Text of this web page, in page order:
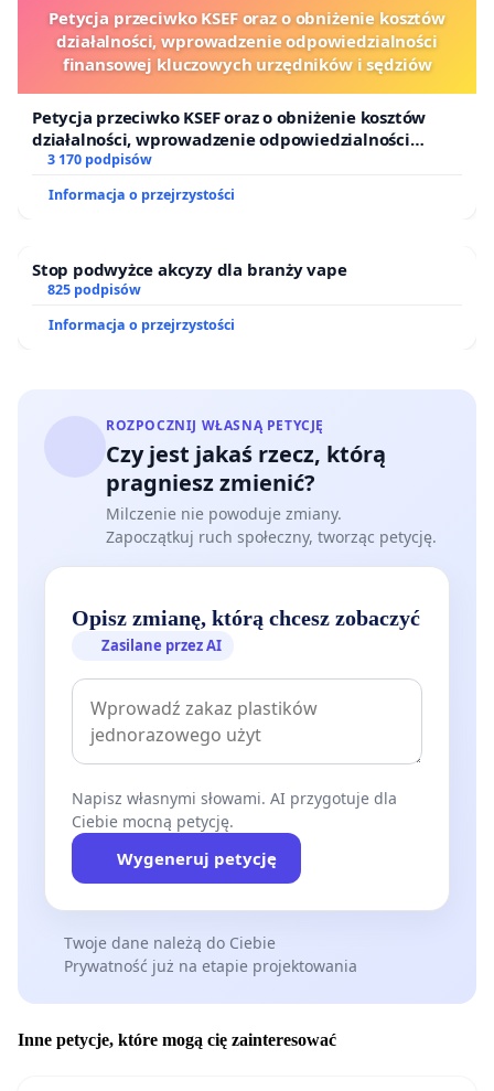
Petycja przeciwko KSEF oraz o obniżenie kosztów
działalności, wprowadzenie odpowiedzialności
finansowej kluczowych urzędników i sędziów
Petycja przeciwko KSEF oraz o obniżenie kosztów
działalności, wprowadzenie odpowiedzialności
finansowej kluczowych urzędników i sędziów
3 170 podpisów
Informacja o przejrzystości
Stop podwyżce akcyzy dla branży vape
825 podpisów
Informacja o przejrzystości
ROZPOCZNIJ WŁASNĄ PETYCJĘ
Czy jest jakaś rzecz, którą
pragniesz zmienić?
Milczenie nie powoduje zmiany.
Zapoczątkuj ruch społeczny, tworząc petycję.
Opisz zmianę, którą chcesz zobaczyć
Zasilane przez AI
Napisz własnymi słowami. AI przygotuje dla
Ciebie mocną petycję.
Wygeneruj petycję
Twoje dane należą do Ciebie
Prywatność już na etapie projektowania
Inne petycje, które mogą cię zainteresować